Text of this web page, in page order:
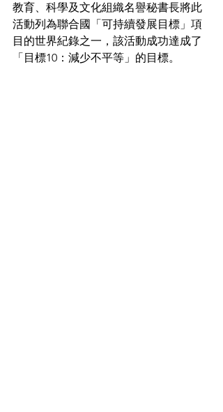
教育、科學及文化組織名譽秘書長將此
活動列為聯合國「可持續發展目標」項
目的世界紀錄之一，該活動成功達成了
「目標10：減少不平等」的目標。